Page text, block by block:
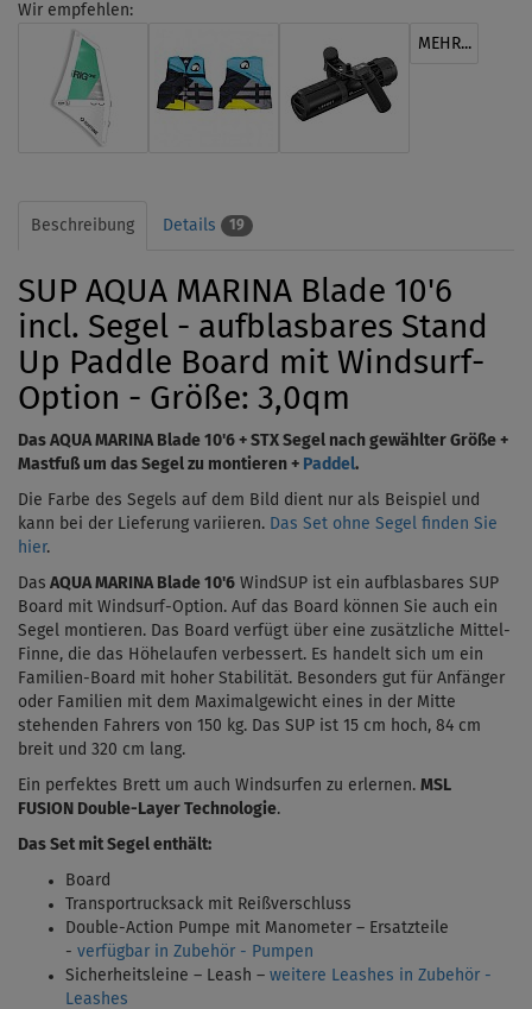
Wir empfehlen:
MEHR...
Beschreibung Details 19
SUP AQUA MARINA Blade 10'6
incl. Segel - aufblasbares Stand
Up Paddle Board mit Windsurf-
Option - Größe: 3,0qm
Das AQUA MARINA Blade 10'6 + STX Segel nach gewählter Größe +
Mastfuß um das Segel zu montieren + Paddel.
Die Farbe des Segels auf dem Bild dient nur als Beispiel und
kann bei der Lieferung variieren. Das Set ohne Segel finden Sie
hier.
Das AQUA MARINA Blade 10'6 WindSUP ist ein aufblasbares SUP
Board mit Windsurf-Option. Auf das Board können Sie auch ein
Segel montieren. Das Board verfügt über eine zusätzliche Mittel-
Finne, die das Höhelaufen verbessert. Es handelt sich um ein
Familien-Board mit hoher Stabilität. Besonders gut für Anfänger
oder Familien mit dem Maximalgewicht eines in der Mitte
stehenden Fahrers von 150 kg. Das SUP ist 15 cm hoch, 84 cm
breit und 320 cm lang.
Ein perfektes Brett um auch Windsurfen zu erlernen. MSL
FUSION Double-Layer Technologie.
Das Set mit Segel enthält:
Board
Transportrucksack mit Reißverschluss
Double-Action Pumpe mit Manometer – Ersatzteile
- verfügbar in Zubehör - Pumpen
Sicherheitsleine – Leash – weitere Leashes in Zubehör -
Leashes